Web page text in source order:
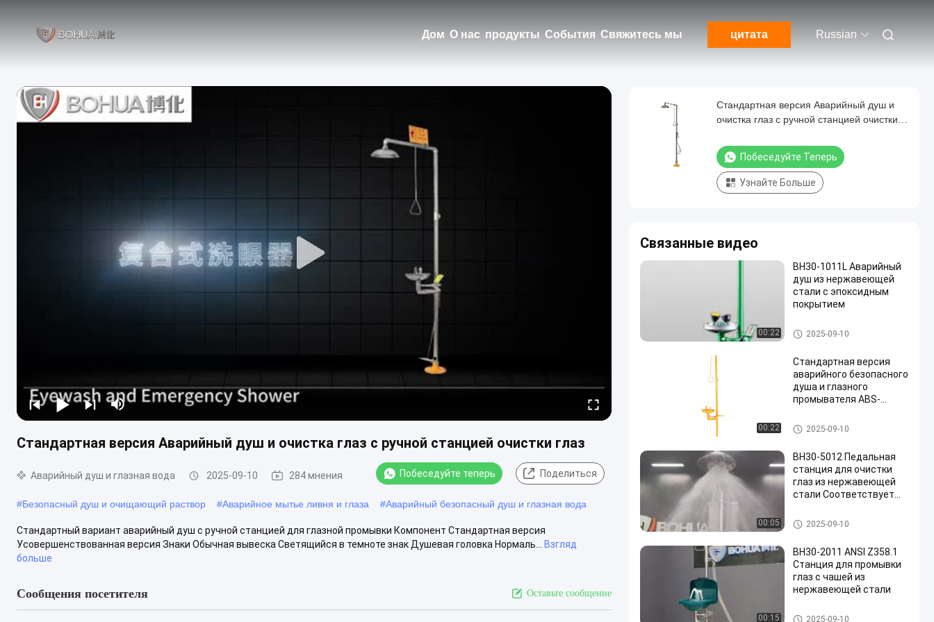
Дом О нас продукты События Свяжитесь мы цитата Russian
Стандартная версия Аварийный душ и очистка глаз с ручной станцией очистки глаз
Аварийный душ и глазная вода 2025-09-10 284 мнения Побеседуйте теперь Поделиться
#Безопасный душ и очищающий раствор #Аварийное мытье ливня и глаза #Аварийный безопасный душ и глазная вода
Стандартный вариант аварийный душ с ручной станцией для глазной промывки Компонент Стандартная версия
Усовершенствованная версия Знаки Обычная вывеска Светящийся в темноте знак Душевая головка Нормаль...
Взгляд
больше
Сообщения посетителя Оставьте сообщение
Стандартная версия Аварийный душ и
очистка глаз с ручной станцией очистки
Побеседуйте Теперь
Узнайте Больше
Связанные видео
00:22
BH30-1011L Аварийный
душ из нержавеющей
стали с эпоксидным
покрытием
Аварийный душ и глазная в
ода
2025-09-10
00:22
Стандартная версия
аварийного безопасного
душа и глазного
промывателя ABS-
мин
Аварийный душ и глазная в
ода
2025-09-10
00:05
BH30-5012 Педальная
станция для очистки
глаз из нержавеющей
стали Соответствует
Аварийный душ и глазная в
ода
2025-09-10
00:15
BH30-2011 ANSI Z358.1
Станция для промывки
глаз с чашей из
нержавеющей стали
Аварийный душ и глазная в
2025-09-10